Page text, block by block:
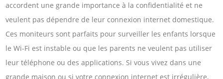
accordent une grande importance à la confidentialité et ne
veulent pas dépendre de leur connexion internet domestique.
Ces moniteurs sont parfaits pour surveiller les enfants lorsque
le Wi-Fi est instable ou que les parents ne veulent pas utiliser
leur téléphone ou des applications. Si vous vivez dans une
grande maison ou si votre connexion internet est irrégulière,